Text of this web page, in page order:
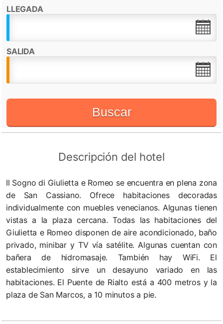
Check in desde:14:00h
LLEGADA
SALIDA
Buscar
Descripción del hotel
Il Sogno di Giulietta e Romeo se encuentra en plena zona
de San Cassiano. Ofrece habitaciones decoradas
individualmente con muebles venecianos. Algunas tienen
vistas a la plaza cercana. Todas las habitaciones del
Giulietta e Romeo disponen de aire acondicionado, baño
privado, minibar y TV vía satélite. Algunas cuentan con
bañera de hidromasaje. También hay WiFi. El
establecimiento sirve un desayuno variado en las
habitaciones. El Puente de Rialto está a 400 metros y la
plaza de San Marcos, a 10 minutos a pie.